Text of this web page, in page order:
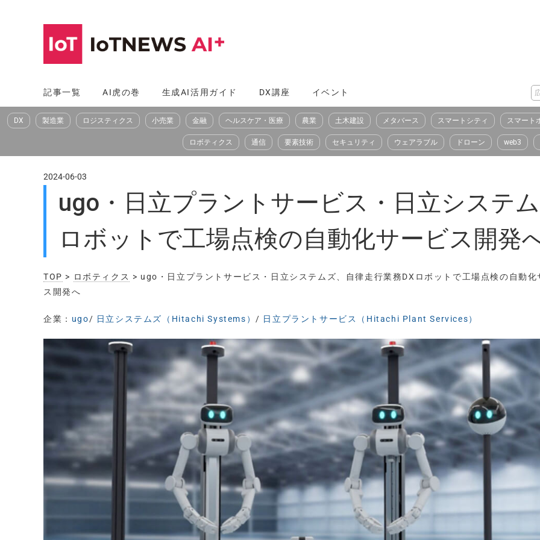
へ
ス
記事一覧 AI虎の巻 生成AI活用ガイド DX講座 イベント
DX 製造業 ロジスティクス 小売業 金融 ヘルスケア・医療 農業 土木建設 メタバース スマートシティ スマート
ロボティクス 通信 要素技術 セキュリティ ウェアラブル ドローン web3
2024-06-03
ugo・日立プラントサービス・日立システ
ロボットで工場点検の自動化サービス開発
TOP > ロボティクス > ugo・日立プラントサービス・日立システムズ、自律走行業務DXロボットで工場点検の自動化
ス開発へ
企業： ugo/ 日立システムズ（Hitachi Systems） / 日立プラントサービス（Hitachi Plant Services）